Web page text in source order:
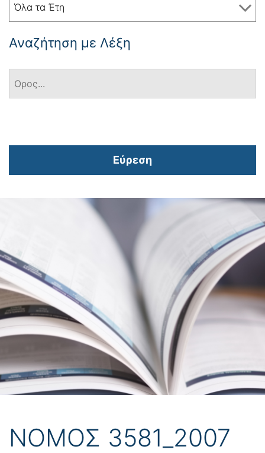
Όλα τα Έτη
Αναζήτηση με Λέξη
Εύρεση
ΝΟΜΟΣ 3581_2007